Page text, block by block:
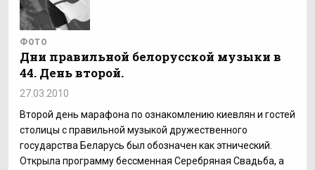
ФОТО
Дни правильной белорусской музыки в
44. День второй.
27.03.2010
Второй день марафона по ознакомлению киевлян и гостей
столицы с правильной музыкой дружественного
государства Беларусь был обозначен как этнический.
Открыла программу бессменная Серебряная Свадьба, а